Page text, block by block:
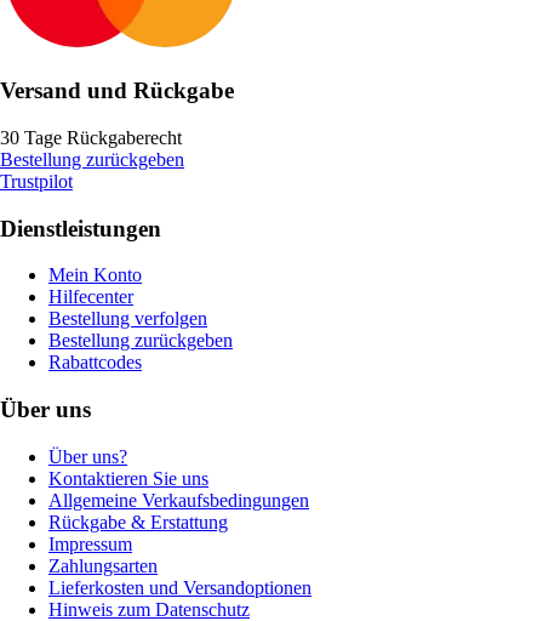
Versand und Rückgabe
30 Tage Rückgaberecht
Bestellung zurückgeben
Trustpilot
Dienstleistungen
Mein Konto
Hilfecenter
Bestellung verfolgen
Bestellung zurückgeben
Rabattcodes
Über uns
Über uns?
Kontaktieren Sie uns
Allgemeine Verkaufsbedingungen
Rückgabe & Erstattung
Impressum
Zahlungsarten
Lieferkosten und Versandoptionen
Hinweis zum Datenschutz